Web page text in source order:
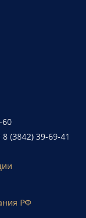
60
(3842) 39-69-41
РФ